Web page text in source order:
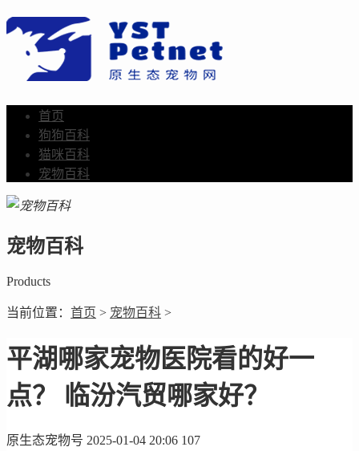
首页
狗狗百科
猫咪百科
宠物百科
宠物百科
Products
当前位置： 首页 > 宠物百科 >
平湖哪家宠物医院看的好一
点？ 临汾汽贸哪家好？
原生态宠物号 2025-01-04 20:06 107